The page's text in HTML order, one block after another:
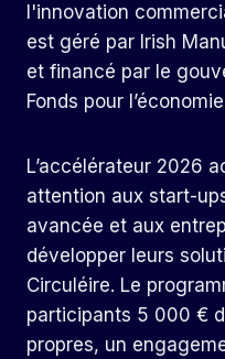
l'innovation
est géré par Irish
et financé par le
Fonds pour
L’accélérateur 2026
attention aux start-
avancée et aux
développer leurs
Circuléire. Le
participants 5 000 €
propres, un